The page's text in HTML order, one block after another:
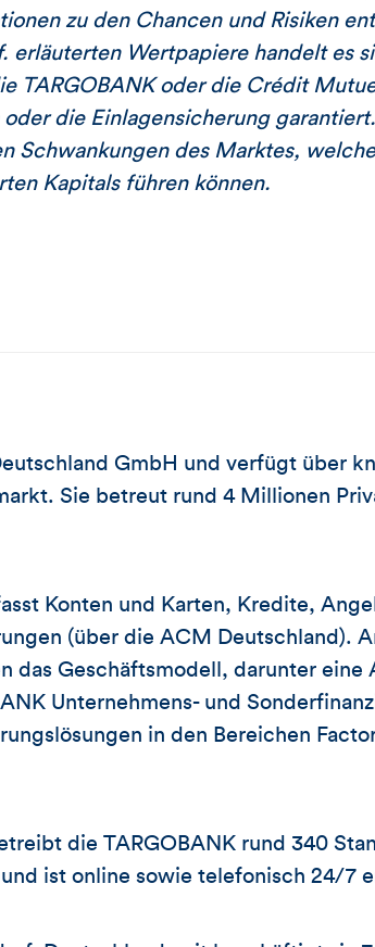
zu den Chancen und Risiken
erläuterten Wertpapiere handelt es
TARGOBANK oder die Crédit
die Einlagensicherung
Schwankungen des Marktes,
Kapitals führen können.
GmbH und verfügt über
Sie betreut rund 4 Millionen
Konten und Karten, Kredite,
(über die ACM Deutschland).
das Geschäftsmodell, darunter eine
Unternehmens- und
in den Bereichen
die TARGOBANK rund 340
ist online sowie telefonisch 24/7